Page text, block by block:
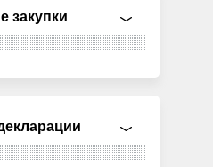
закупки